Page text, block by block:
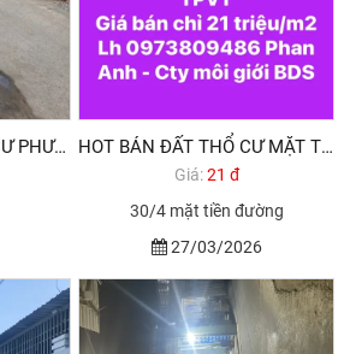
2,6 TỶ BÁN ĐẤT THỔ CƯ PHƯỜNG 11 VŨNG TÀU HOT BÁN ĐẤT THỔ CƯ MẶT TIỀN ĐƯỜNG 30/4 P11 TPVT
Giá:21 đ
30/4 mặt tiền đường
27/03/2026